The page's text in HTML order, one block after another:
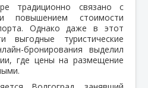
традиционно связано с
повышением стоимости
Однако даже в этот
туристические
бронирования выделил
где цены на размещение